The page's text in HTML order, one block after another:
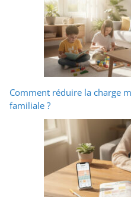
Comment réduire la charge
familiale ?